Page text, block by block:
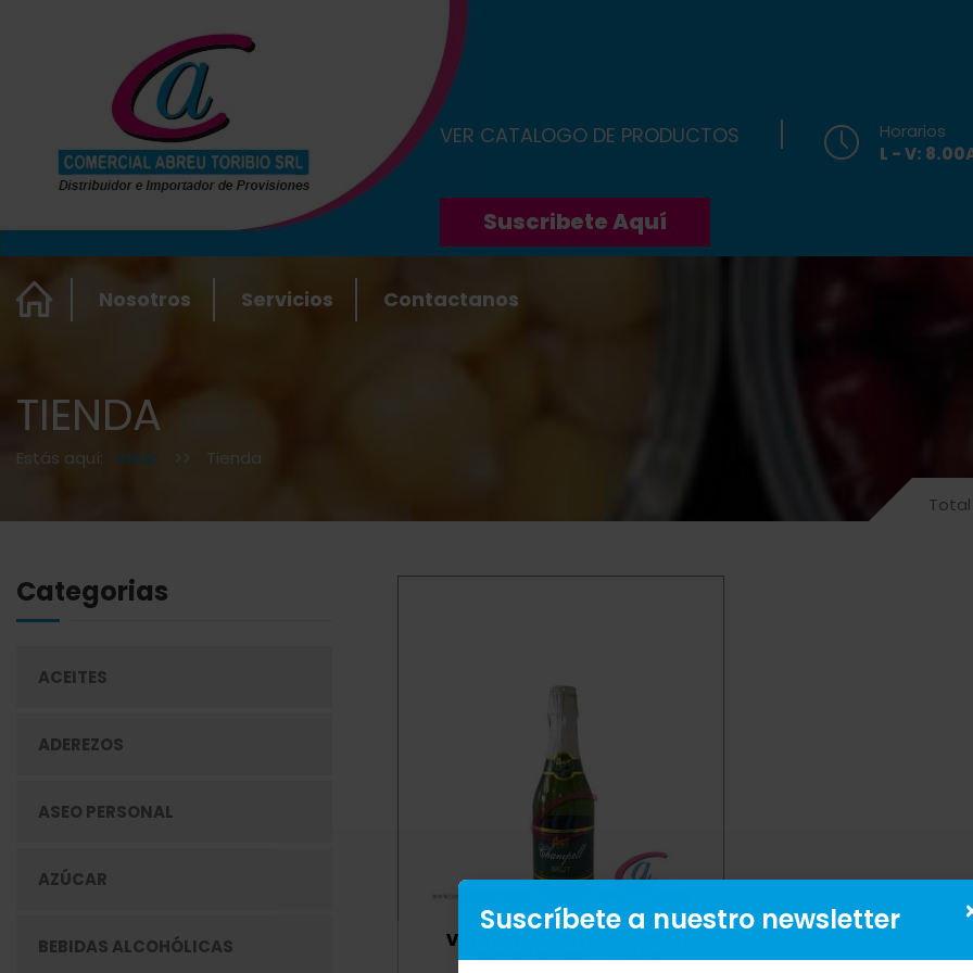
VER CATALOGO DE PRODUCTOS
Horarios
L - V:
Suscribete Aquí
Nosotros Servicios Contactanos
TIENDA
Estás aquí: Inicio >> Tienda
VINO ESPUMANTE CHAMPELL
PREMIUN BRUT 12/700
Categorias
ACEITES
ADEREZOS
ASEO PERSONAL
AZÚCAR
BEBIDAS ALCOHÓLICAS
Suscríbete a nuestro newsletter